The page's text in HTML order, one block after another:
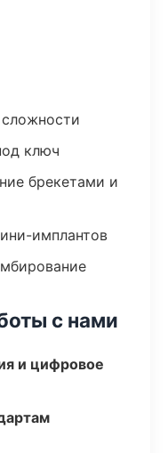
ключ
брекетами и
имплантов
с нами
и цифровое